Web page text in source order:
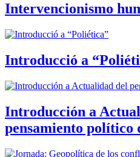
Intervencionismo
Introducció a
Introducción a
pensamiento político